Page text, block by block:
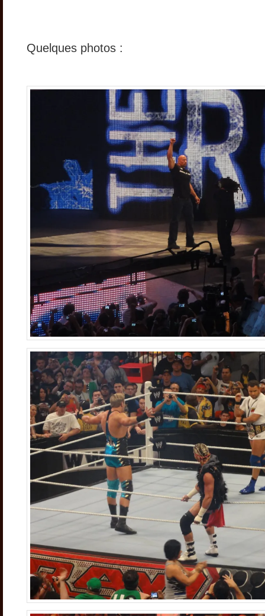
Quelques photos :